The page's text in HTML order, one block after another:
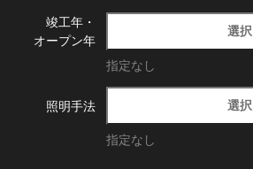
竣工年・
オープン年
選択
指定なし
照明手法 選択
指定なし